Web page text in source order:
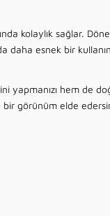
kolaylık sağlar.
daha esnek bir
hem de
görünüm elde